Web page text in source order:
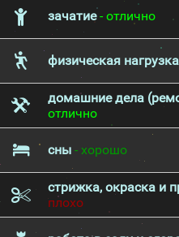
зачатие- отлично
физическая нагрузка
домашние дела
отлично
сны - хорошо
стрижка, окраска и
плохо